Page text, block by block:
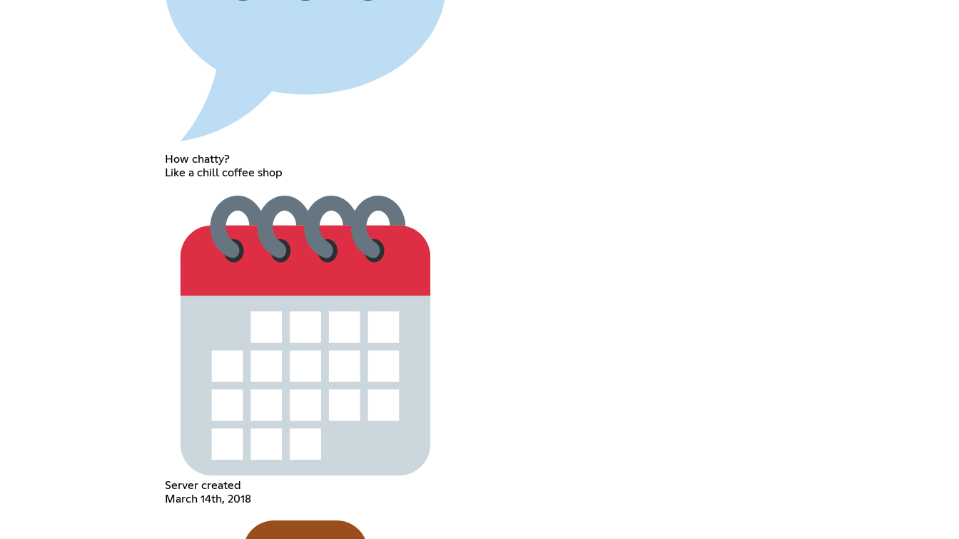
How chatty?
Like a chill coffee shop
Server created
March 14th, 2018